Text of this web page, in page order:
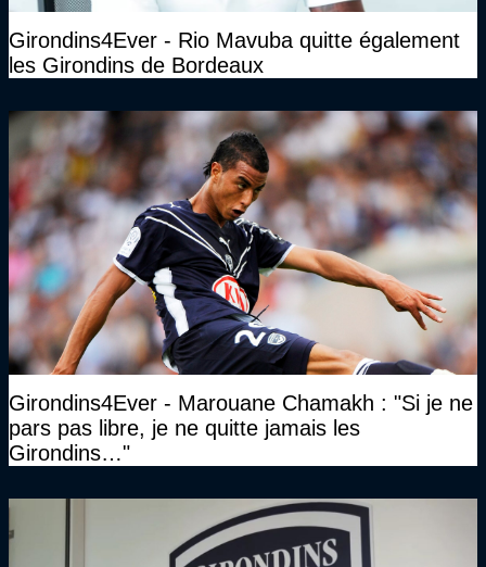
Girondins4Ever - Rio Mavuba quitte également
les Girondins de Bordeaux
Girondins4Ever - Marouane Chamakh : "Si je ne
pars pas libre, je ne quitte jamais les
Girondins…"